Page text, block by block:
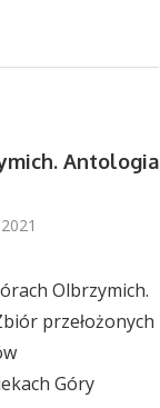
Antologia
Olbrzymich.
przełożonych
Góry